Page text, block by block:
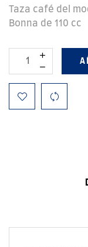
Taza café del
Bonna de 110 cc